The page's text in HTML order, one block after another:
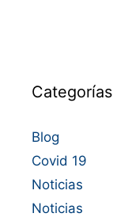
Categorías
Blog
Covid 19
Noticias
Noticias